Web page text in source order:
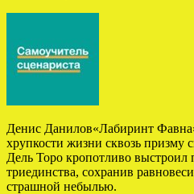
Денис Данилов«Лабиринт
хрупкости жизни сквозь призму
Дель Торо кропотливо выстроил
триединства, сохранив
страшной небылью.